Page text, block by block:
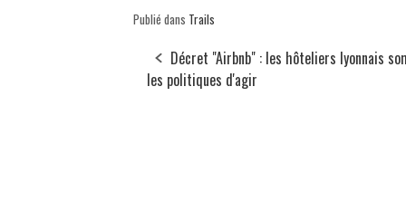
Publié dans Trails
Décret "Airbnb" : les hôteliers lyonnais
les politiques d'agir